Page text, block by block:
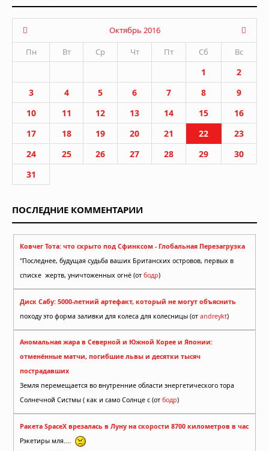
Октябрь 2016
Пн
Вт Ср Чт Пт Сб Вс
1
2
3
4 5 6 7 8
9
10
11 12 13 14 15
16
17
18 19 20 21 22
23
24
25 26 27 28 29
30
31
ПОСЛЕДНИЕ КОММЕНТАРИИ
Ковчег Тота: что скрыто под Сфинксом - Глобальная Перезагрузка
"Последнее, будущая судьба ваших Британских островов, первых в
списке жертв, уничтоженных огнё (от бодр)
Диск Сабу: 5000-летний артефакт, который не могут объяснить
походу это форма заливки для колеса для колесницы (от andreykt)
Аномальная жара в Северной и Южной Корее и Японии:
отменённые матчи, погибшие львы и десятки тысяч
пострадавших
Земля перемещается во внутренние области энергетического тора
Солнечной Систмы ( как и само Солнце с (от бодр)
Ракета SpaceX врезалась в Луну на скорости 8700 километров в час
Рэкетиры мля....